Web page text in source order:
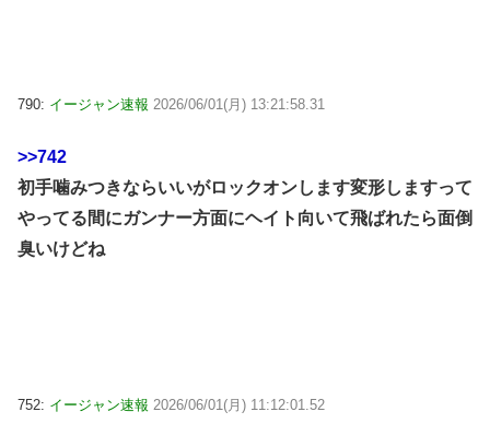
790: イージャン速報 2026/06/01(月) 13:21:58.31
>>742
初手噛みつきならいいがロックオンします変形しますって
やってる間にガンナー方面にヘイト向いて飛ばれたら面倒
臭いけどね
752: イージャン速報 2026/06/01(月) 11:12:01.52